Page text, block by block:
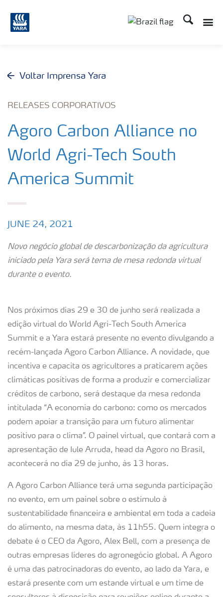
Busca
Voltar Imprensa Yara
RELEASES CORPORATIVOS
Agoro Carbon Alliance no
World Agri-Tech South
America Summit
JUNE 24, 2021
Novo negócio global de descarbonização da agricultura
iniciado pela Yara será tema de mesa redonda virtual
durante o evento.
Nos próximos dias 29 e 30 de junho será realizada a
edição virtual do World Agri-Tech South America
Summit e a Yara estará presente no evento divulgando a
recém-lançada Agoro Carbon Alliance. A novidade, que
incentiva e capacita os agricultores a praticarem ações
climáticas positivas de forma a produzir e comercializar
créditos de carbono, será destaque da mesa redonda
intitulada “A economia do carbono: como os mercados
podem apoiar a transição para um futuro alimentar
positivo para o clima”. O painel virtual, que contará com a
apresentação de Iule Arruda, head da Agoro no Brasil,
acontecerá no dia 29 de junho, às 13 horas.
A Agoro Carbon Alliance terá uma segunda participação
no evento, em um painel sobre o estímulo à
sustentabilidade financeira e ambiental em toda a cadeia
do alimento, na mesma data, às 11h55. Quem integra o
debate é o CEO da Agoro, Alex Bell, com a presença de
outras empresas líderes do agronegócio global. A Agoro
é uma das patrocinadoras do evento, ao lado da Yara, e
estará presente com um estande virtual e um time de